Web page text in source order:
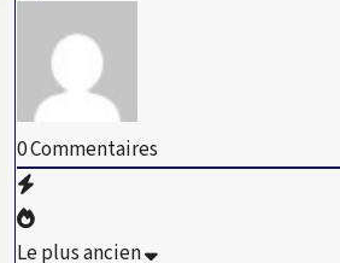
0Commentaires
Le plus ancien